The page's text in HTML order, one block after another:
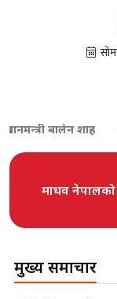
बालेन शाह
माधव
मुख्य समाचार